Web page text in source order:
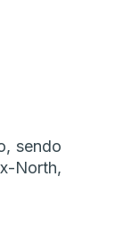
sendo
North,